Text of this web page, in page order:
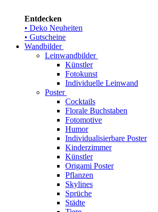
Entdecken
• Deko Neuheiten
• Gutscheine
Wandbilder
Leinwandbilder
Künstler
Fotokunst
Individuelle Leinwand
Poster
Cocktails
Florale Buchstaben
Fotomotive
Humor
Individualisierbare Poster
Kinderzimmer
Künstler
Origami Poster
Pflanzen
Skylines
Sprüche
Städte